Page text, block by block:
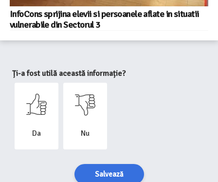
InfoCons sprijina elevii si persoanele aflate in situatii
vulnerabile din Sectorul 3
Ți-a fost utilă această informație?
Da Nu
Salvează